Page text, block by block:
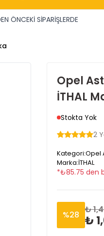
ÖNCEKİ SİPARİŞLERDE
Opel
İTHAL
Stokta Yok
2
Kategori:Opel
Marka:İTHAL
*₺85.75 den
%28 ₺
₺